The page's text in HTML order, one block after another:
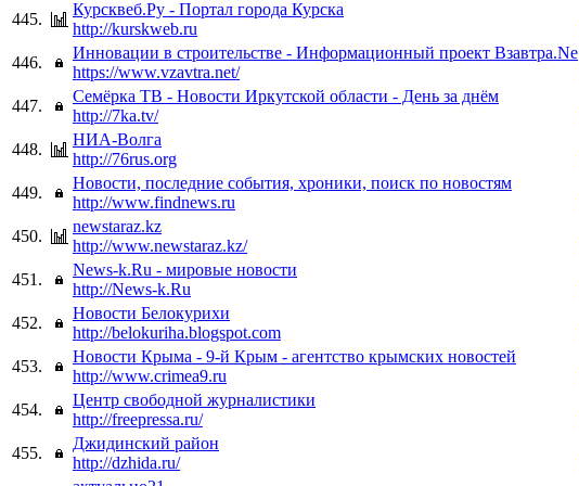
445.
Курсквеб.Ру - Портал города Курска
http://kurskweb.ru
446.
Инновации в строительстве - Информационный проект Взавтра.Ne
https://www.vzavtra.net/
447.
Семёрка ТВ - Новости Иркутской области - День за днём
http://7ka.tv/
448.
НИА-Волга
http://76rus.org
449.
Новости, последние события, хроники, поиск по новостям
http://www.findnews.ru
450.
newstaraz.kz
http://www.newstaraz.kz/
451.
News-k.Ru - мировые новости
http://News-k.Ru
452.
Новости Белокурихи
http://belokuriha.blogspot.com
453.
Новости Крыма - 9-й Крым - агентство крымских новостей
http://www.crimea9.ru
454.
Центр свободной журналистики
http://freepressa.ru/
455.
Джидинский район
http://dzhida.ru/